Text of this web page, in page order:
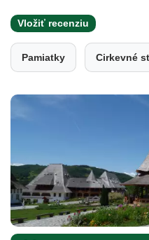
Vložiť recenziu
Pamiatky Cirkevné